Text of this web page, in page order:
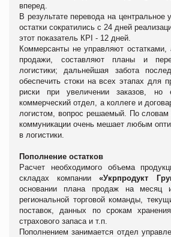
вперед.
В результате перевода на центральное
остатки сократились с 24 дней
этот показатель КPI - 12 дней.
Коммерсанты не управляют
продажи, составляют планы и
логистики; дальнейшая забота
обеспечить стоки на всех этапах для
риски при увеличении заказов,
коммерческий отдел, а коллеге и
логистом, вопрос решаемый. По словам
коммуникации очень мешает любым
в логистики.
Пополнение остатков
Расчет необходимого объема
складах компании«Укрпродукт
основании
плана продаж на месяц
региональной торговой команды,
поставок, данных по срокам
страхового запаса и т.п.
Пополнением занимается отдел